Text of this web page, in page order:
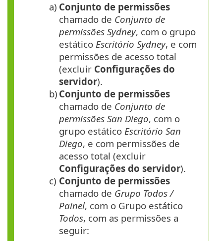
a) Conjunto de permissões
chamado de Conjunto de
permissões Sydney, com o grupo
estático Escritório Sydney, e com
permissões de acesso total
(excluir Configurações do
servidor).
b) Conjunto de permissões
chamado de Conjunto de
permissões San Diego, com o
grupo estático Escritório San
Diego, e com permissões de
acesso total (excluir
Configurações do servidor).
c) Conjunto de permissões
chamado de Grupo Todos /
Painel, com o Grupo estático
Todos, com as permissões a
seguir: